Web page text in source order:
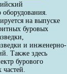
оборудования.
на выпуске
буровых
и инженерно-
Также здесь
бурового
частей.